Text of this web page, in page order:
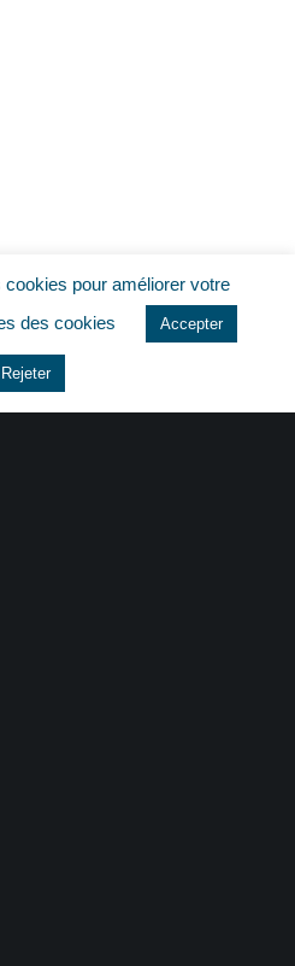
pour améliorer votre
des cookies Accepter
Rejeter